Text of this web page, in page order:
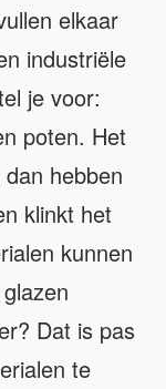
elkaar
industriële
je voor:
poten. Het
hebben
klinkt het
kunnen
Dat is pas
te